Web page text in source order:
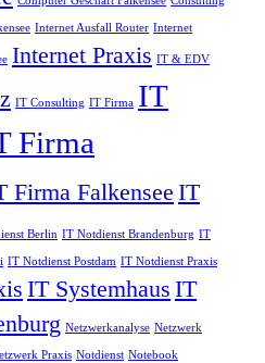
Internet Ausfall Router Internet
Internet Praxis IT & EDV
IT Consulting IT Firma IT
Firma
Firma Falkensee IT
Berlin IT Notdienst Brandenburg IT
IT Notdienst Postdam IT Notdienst Praxis
IT Systemhaus IT
Netzwerkanalyse Netzwerk
Praxis Notdienst Notebook